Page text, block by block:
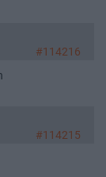
#114216
#114215